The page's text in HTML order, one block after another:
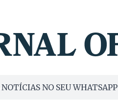
NOTÍCIAS NO SEU WHATSAPP